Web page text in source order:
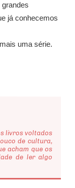
grandes
já conhecemos
uma série.
livros voltados
de cultura,
acham que os
de ler algo